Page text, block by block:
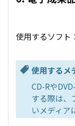
使用するソフト
使用するメ
CD-Rや
する際は、
いメディア